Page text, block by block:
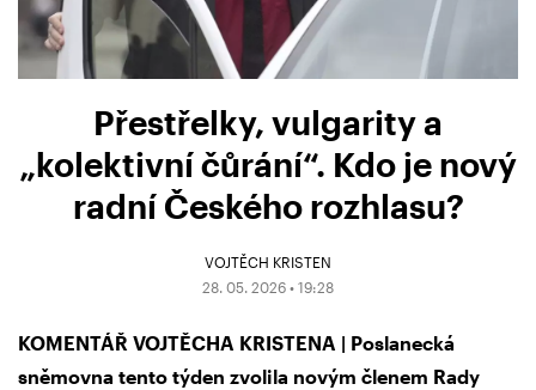
Přestřelky, vulgarity a
„kolektivní čůrání“. Kdo je nový
radní Českého rozhlasu?
VOJTĚCH KRISTEN
28. 05. 2026 • 19:28
KOMENTÁŘ VOJTĚCHA KRISTENA | Poslanecká
sněmovna tento týden zvolila novým členem Rady